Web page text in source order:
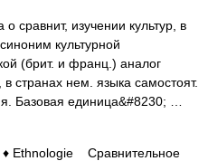
изучении культур, в
культурной
(брит. и франц.) аналог
странах нем. языка самостоят.
Базовая единица&#8230; …
Ethnologie Сравнительное